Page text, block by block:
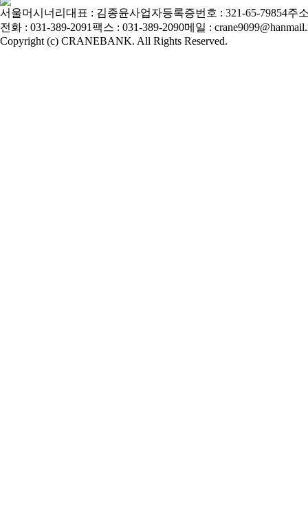
서울머시너리 대표 : 김종윤사업자등록증번호 : 321-65-79854주
전화 : 031-389-2091팩스 : 031-389-2090메일 :
Copyright (c) CRANEBANK. All Rights Reserved.